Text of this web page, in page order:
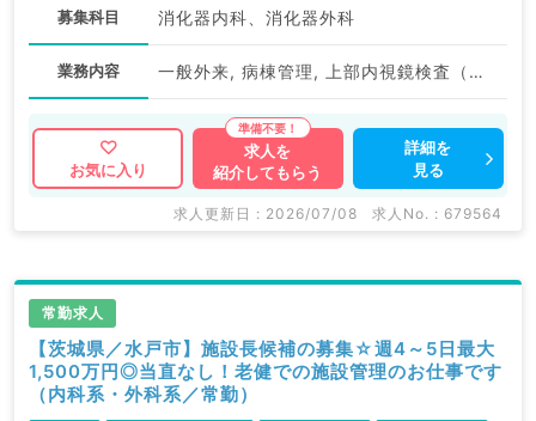
募集科目 消化器内科、消化器外科
業務内容 一般外来, 病棟管理, 上部内視鏡検査（ＧＦ）, 下部内視鏡検査（ＣＦ）
お気に入り
求人を
紹介してもらう
詳細を
見る
求人更新日 : 2026/07/08 求人No. : 679564
常勤求人
【茨城県／水戸市】施設長候補の募集☆週4～5日最大
1,500万円◎当直なし！老健での施設管理のお仕事です
（内科系・外科系／常勤）